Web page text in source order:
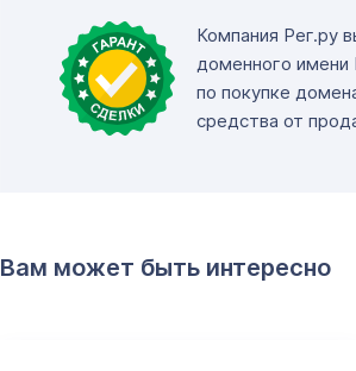
Компания Рег.ру
доменного имени
по покупке
средства от
Вам может быть интересно